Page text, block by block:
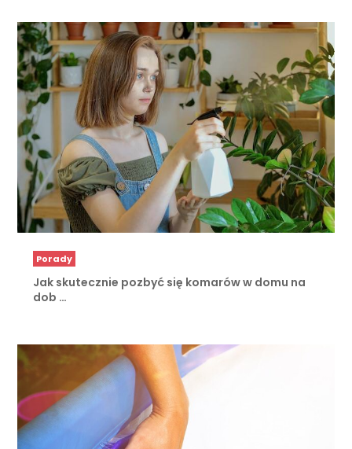
Porady
Jak skutecznie pozbyć się komarów w domu na
dob …